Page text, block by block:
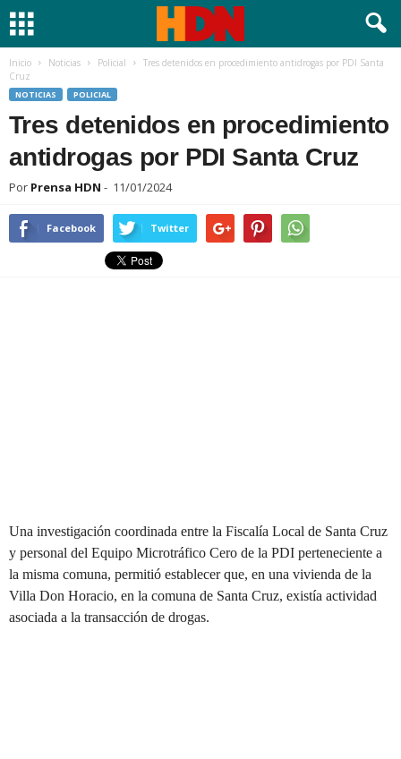
Inicio Noticias Policial
Tres detenidos en procedimiento antidrogas por PDI Santa
Cruz
NOTICIAS POLICIAL
Tres detenidos en procedimiento
antidrogas por PDI Santa Cruz
Por Prensa HDN - 11/01/2024
Facebook Twitter
Una investigación coordinada entre la Fiscalía Local de Santa Cruz
y personal del Equipo Microtráfico Cero de la PDI perteneciente a
la misma comuna, permitió establecer que, en una vivienda de la
Villa Don Horacio, en la comuna de Santa Cruz, existía actividad
asociada a la transacción de drogas.